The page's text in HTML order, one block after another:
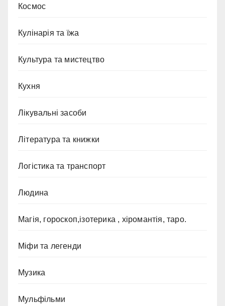
Космос
Кулінарія та їжа
Культура та мистецтво
Кухня
Лікувальні засоби
Література та книжки
Логістика та транспорт
Людина
Магія, гороскоп,ізотерика , хіромантія, таро.
Міфи та легенди
Музика
Мульфільми